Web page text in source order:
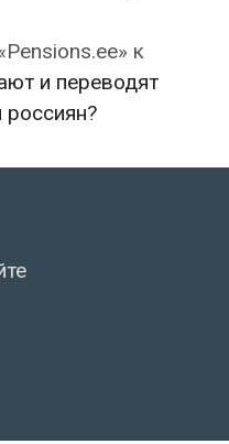
к
и переводят